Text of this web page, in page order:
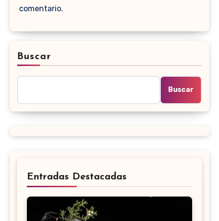
comentario.
Buscar
Buscar
Entradas Destacadas